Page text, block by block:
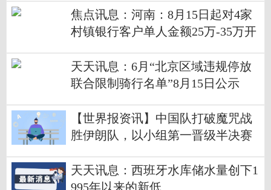
焦点讯息：河南：8月15日起对4家
村镇银行客户单人金额25万-35万开
天天讯息：6月“北京区域违规停放
联合限制骑行名单”8月15日公示
【世界报资讯】中国队打破魔咒战
胜伊朗队，以小组第一晋级半决赛
天天讯息：西班牙水库储水量创下1